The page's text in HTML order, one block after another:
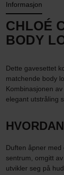
Informasjon
CHLOÉ
BODY
Dette gavesettet
matchende body
Kombinasjonen
elegant utstråling
Duften åpner
sentrum, omgitt
utvikler seg på